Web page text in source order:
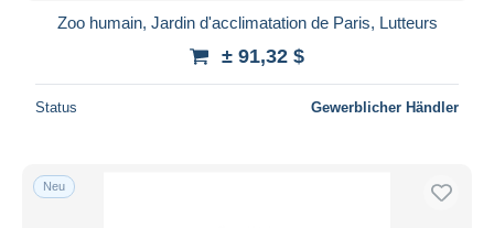
Zoo humain, Jardin d'acclimatation de Paris, Lutteurs
± 91,32 $
Status Gewerblicher Händler
Neu